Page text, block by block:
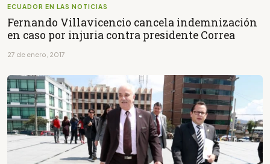
ECUADOR EN LAS NOTICIAS
Fernando Villavicencio cancela indemnización
en caso por injuria contra presidente Correa
27 de enero, 2017